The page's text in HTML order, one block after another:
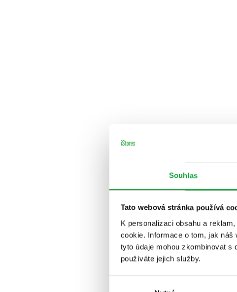
Souhlas
Tato webová stránka používá
K personalizaci obsahu a
cookie. Informace o tom, jak
tyto údaje mohou zkombinovat
používáte jejich služby.